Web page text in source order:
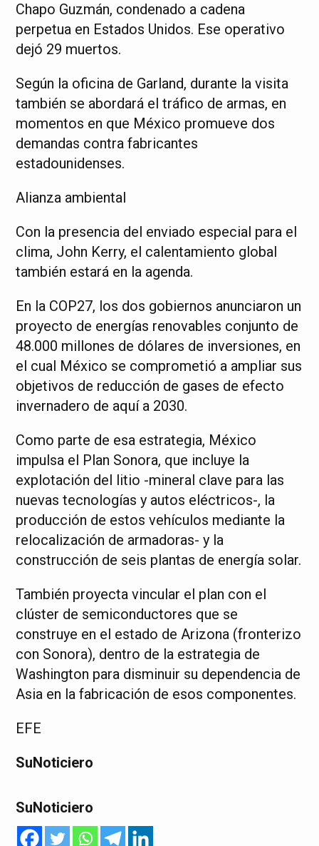
Chapo Guzmán, condenado a cadena
perpetua en Estados Unidos. Ese operativo
dejó 29 muertos.
Según la oficina de Garland, durante la visita
también se abordará el tráfico de armas, en
momentos en que México promueve dos
demandas contra fabricantes
estadounidenses.
Alianza ambiental
Con la presencia del enviado especial para el
clima, John Kerry, el calentamiento global
también estará en la agenda.
En la COP27, los dos gobiernos anunciaron un
proyecto de energías renovables conjunto de
48.000 millones de dólares de inversiones, en
el cual México se comprometió a ampliar sus
objetivos de reducción de gases de efecto
invernadero de aquí a 2030.
Como parte de esa estrategia, México
impulsa el Plan Sonora, que incluye la
explotación del litio -mineral clave para las
nuevas tecnologías y autos eléctricos-, la
producción de estos vehículos mediante la
relocalización de armadoras- y la
construcción de seis plantas de energía solar.
También proyecta vincular el plan con el
clúster de semiconductores que se
construye en el estado de Arizona (fronterizo
con Sonora), dentro de la estrategia de
Washington para disminuir su dependencia de
Asia en la fabricación de esos componentes.
EFE
SuNoticiero
SuNoticiero